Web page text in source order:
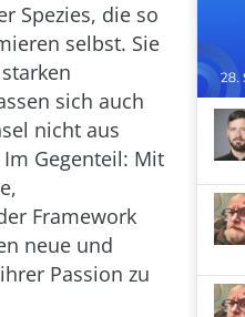
Spezies, die so
selbst. Sie
sich auch
nicht aus
Gegenteil: Mit
Framework
neue und
Passion zu